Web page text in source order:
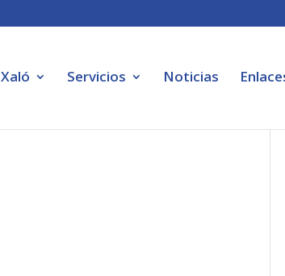
Xaló Servicios Noticias